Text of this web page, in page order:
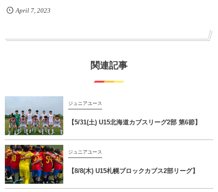
April 7, 2023
関連記事
ジュニアユース
【5/31(土) U15北海道カブスリーグ2部 第6節】
ジュニアユース
【8/8(木) U15札幌ブロックカブス2部リーグ】